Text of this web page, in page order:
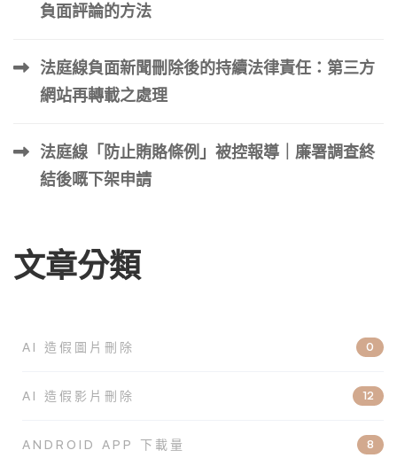
烈暗示了，問題的癥結點在「評價區」。我們立刻檢視了產
星負評」。這三則負評具備以下特徵： 這三則惡意負評，
像三根毒刺，直接釘在產品A的門面上。雖然評價總數有30
0多則，整體星等僅從4.7微降到4.6，但根據「負面偏好」
…
負面評論的方法
法庭線負面新聞刪除後的持續法律責任：第三方
網站再轉載之處理
法庭線「防止賄賂條例」被控報導｜廉署調查終
結後嘅下架申請
文章分類
AI 造假圖片刪除 0
AI 造假影片刪除 12
ANDROID APP 下載量 8